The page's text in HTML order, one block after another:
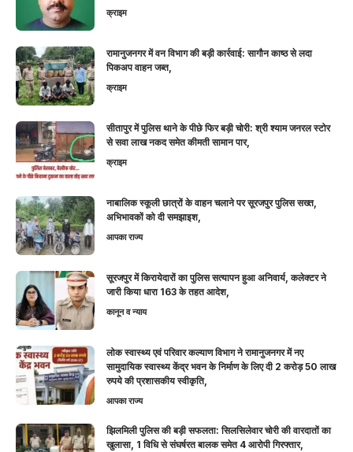
क्राइम
रामानुजनगर में वन विभाग की बड़ी कार्रवाई: सागौन काष्ठ से लदा
पिकअप वाहन जब्त,
क्राइम
सीतापुर में पुलिस थाने के पीछे फिर बड़ी चोरी: श्री श्याम जनरल स्टोर
से सवा लाख नकद समेत कीमती सामान पार,
क्राइम
नाबालिक स्कूली छात्रों के वाहन चलाने पर सूरजपुर पुलिस सख्त,
अभिभावकों को दी समझाइश,
आपका राज्य
सूरजपुर में किरायेदारों का पुलिस सत्यापन हुआ अनिवार्य, कलेक्टर ने
जारी किया धारा 163 के तहत आदेश,
कानून व न्याय
लोक स्वास्थ्य एवं परिवार कल्याण विभाग ने रामानुजनगर में नए
सामुदायिक स्वास्थ्य केंद्र भवन के निर्माण के लिए दी 2 करोड़ 50 लाख
रुपये की प्रशासकीय स्वीकृति,
आपका राज्य
झिलमिली पुलिस की बड़ी सफलता: सिलसिलेवार चोरी की वारदातों का
खुलासा, 1 विधि से संघर्षरत बालक समेत 4 आरोपी गिरफ्तार,